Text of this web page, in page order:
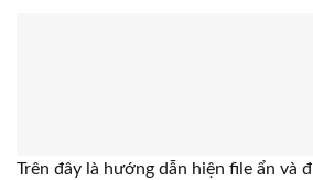
Trên đây là hướng dẫn hiện file ẩn và